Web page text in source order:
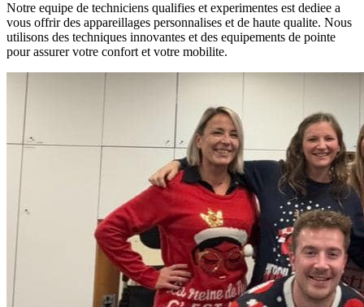
Notre equipe de techniciens qualifies et experimentes est dediee a
vous offrir des appareillages personnalises et de haute qualite. Nous
utilisons des techniques innovantes et des equipements de pointe
pour assurer votre confort et votre mobilite.